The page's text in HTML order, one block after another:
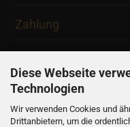
Diese Webseite
Technologien
Wir verwenden Cookies und
Drittanbietern, um die
Zahlung